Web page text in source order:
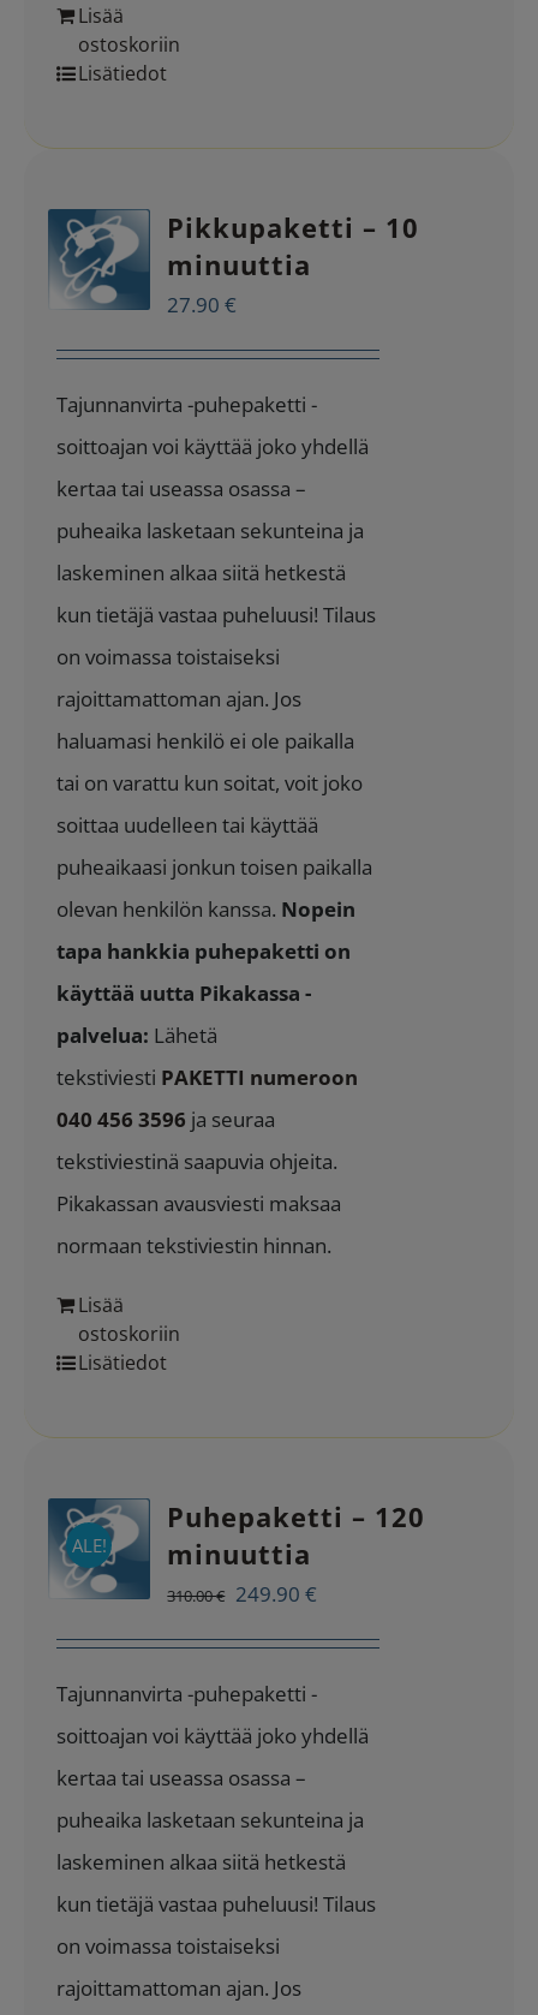
Lisää
ostoskoriin
Lisätiedot
Pikkupaketti – 10
minuuttia
27.90€
Tajunnanvirta -puhepaketti -
soittoajan voi käyttää joko yhdellä
kertaa tai useassa osassa –
puheaika lasketaan sekunteina ja
laskeminen alkaa siitä hetkestä
kun tietäjä vastaa puheluusi! Tilaus
on voimassa toistaiseksi
rajoittamattoman ajan. Jos
haluamasi henkilö ei ole paikalla
tai on varattu kun soitat, voit joko
soittaa uudelleen tai käyttää
puheaikaasi jonkun toisen paikalla
olevan henkilön kanssa. Nopein
tapa hankkia puhepaketti on
käyttää uutta Pikakassa -
palvelua: Lähetä
tekstiviesti PAKETTI numeroon
040 456 3596 ja seuraa
tekstiviestinä saapuvia ohjeita.
Pikakassan avausviesti maksaa
normaan tekstiviestin hinnan.
Lisää
ostoskoriin
Lisätiedot
ALE!
Puhepaketti – 120
minuuttia
310.00€ Alkuperäinen
hinta
249.90€
hinta
Tajunnanvirta -puhepaketti -
soittoajan voi käyttää joko yhdellä
kertaa tai useassa osassa –
puheaika lasketaan sekunteina ja
laskeminen alkaa siitä hetkestä
kun tietäjä vastaa puheluusi! Tilaus
on voimassa toistaiseksi
rajoittamattoman ajan. Jos